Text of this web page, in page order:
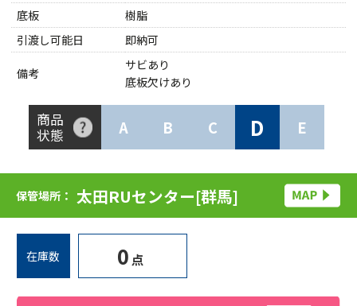
底板
樹脂
引渡し可能日
即納可
備考
サビあり
底板欠けあり
商品
状態
A B C D E
保管場所： 太田RUセンター[群馬]
在庫数 0 点